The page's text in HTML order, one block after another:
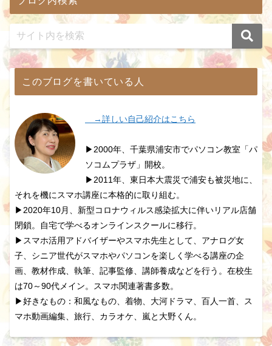
このブログを書いている人
→詳しい自己紹介はこちら
▶2000年、千葉県浦安市でパソコン教室「パ
ソコムプラザ」開校。
▶2011年、東日本大震災で浦安も被災地に、
それを機にスマホ講座に本格的に取り組む。
▶2020年10月、新型コロナウィルス感染拡大に伴いリアル店舗
閉鎖。自宅で学べるオンラインスクールに移行。
▶スマホ活用アドバイザーやスマホ先生として、アナログ女
子、シニア世代がスマホやパソコンを楽しく学べる講座の企
画、教材作成、執筆、記事監修、講師養成などを行う。在校生
は70～90代メイン。スマホ関連著書多数。
▶好きなもの：和風なもの、着物、大河ドラマ、百人一首、ス
マホ動画編集、旅行、カラオケ、嵐と大野くん。